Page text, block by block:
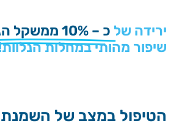
ירידה של כ – 10% ממשקל הגוף
שיפור מהותי במחלות
הטיפול במצב של השמנת